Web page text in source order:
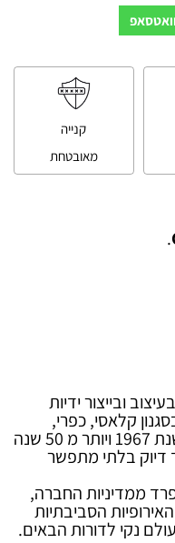
קנייה
מאובטחת
.
ובייצור ידיות
קלאסי, כפרי,
ווינטג'. החברה הוקמה באיטליה בשנת 1967 ויותר מ 50 שנה
דיוק בלתי מתפשר
ממדיניות החברה,
הסביבתיות
נקי לדורות הבאים.